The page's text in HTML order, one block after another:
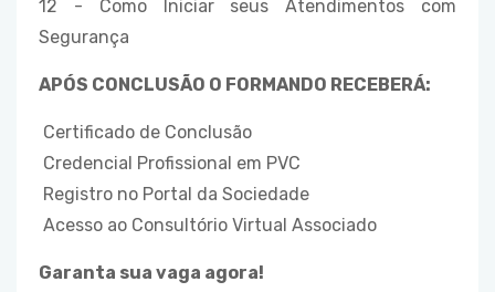
12 - Como Iniciar seus Atendimentos com
Segurança
APÓS CONCLUSÃO O FORMANDO RECEBERÁ:
Certificado de Conclusão
Credencial Profissional em PVC
Registro no Portal da Sociedade
Acesso ao Consultório Virtual Associado
Garanta sua vaga agora!